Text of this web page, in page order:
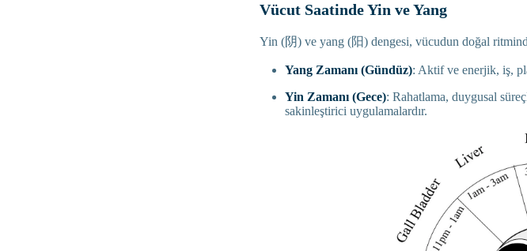
Vücut Saatinde Yin ve Yang
Yin (阴) ve yang (阳) dengesi, vücudun doğal
Yang Zamanı (Gündüz): Aktif ve enerjik, iş,
Yin Zamanı (Gece): Rahatlama, duygusal
sakinleştirici uygulamalardır.